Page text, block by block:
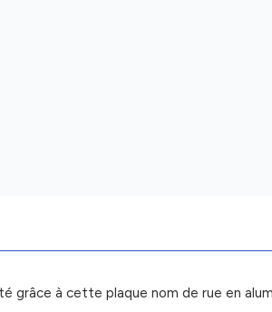
grâce à cette plaque nom de rue en